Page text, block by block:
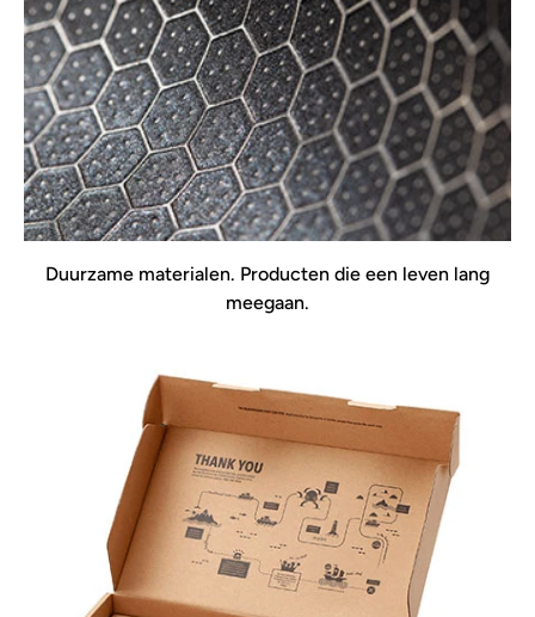
Duurzame materialen. Producten die een leven lang
meegaan.